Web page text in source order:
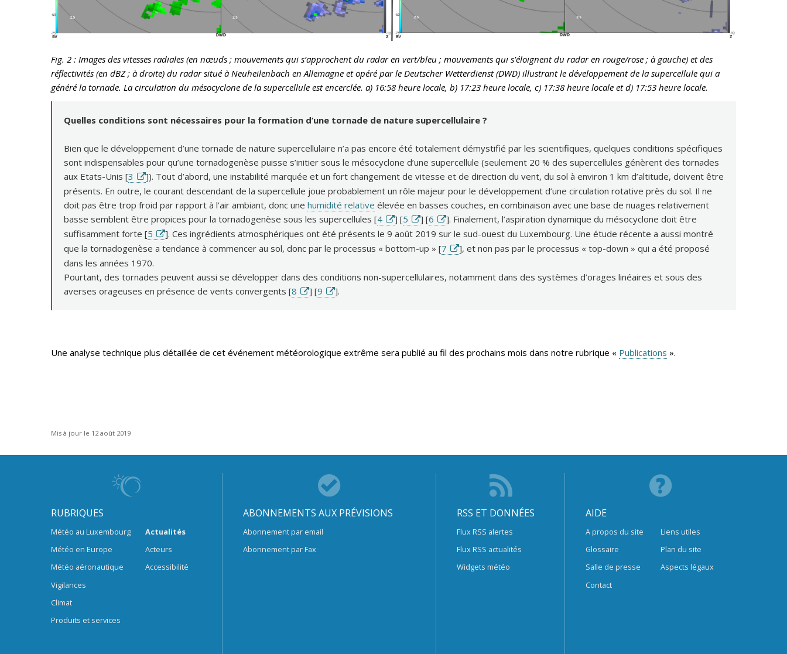
Fig. 2 : Images des vitesses radiales (en nœuds ; mouvements qui s’approchent du radar en vert/bleu ; mouvements qui s’éloignent du radar en rouge/rose ; à gauche) et des
réflectivités (en dBZ ; à droite) du radar situé à Neuheilenbach en Allemagne et opéré par le Deutscher Wetterdienst (DWD) illustrant le développement de la supercellule qui a
généré la tornade. La circulation du mésocyclone de la supercellule est encerclée. a) 16:58 heure locale, b) 17:23 heure locale, c) 17:38 heure locale et d) 17:53 heure locale.
Quelles conditions sont nécessaires pour la formation d’une tornade de nature supercellulaire ?
Bien que le développement d’une tornade de nature supercellulaire n’a pas encore été totalement démystifié par les scientifiques, quelques conditions spécifiques
sont indispensables pour qu’une tornadogenèse puisse s’initier sous le mésocyclone d’une supercellule (seulement 20 % des supercellules génèrent des tornades
aux Etats-Unis [3
]). Tout d’abord, une instabilité marquée et un fort changement de vitesse et de direction du vent, du sol à environ 1 km d’altitude, doivent être
présents. En outre, le courant descendant de la supercellule joue probablement un rôle majeur pour le développement d’une circulation rotative près du sol. Il ne
doit pas être trop froid par rapport à l’air ambiant, donc une humidité relative élevée en basses couches, en combinaison avec une base de nuages relativement
basse semblent être propices pour la tornadogenèse sous les supercellules [4 ] [5 ] [6
]. Finalement, l’aspiration dynamique du mésocyclone doit être
suffisamment forte [5
]. Ces ingrédients atmosphériques ont été présents le 9 août 2019 sur le sud-ouest du Luxembourg. Une étude récente a aussi montré
que la tornadogenèse a tendance à commencer au sol, donc par le processus « bottom-up » [7
], et non pas par le processus « top-down » qui a été proposé
dans les années 1970.
Pourtant, des tornades peuvent aussi se développer dans des conditions non-supercellulaires, notamment dans des systèmes d’orages linéaires et sous des
averses orageuses en présence de vents convergents [8 ] [9 ].
Une analyse technique plus détaillée de cet événement météorologique extrême sera publié au fil des prochains mois dans notre rubrique « Publications ».
Mis à jour le 12 août 2019
RUBRIQUES
Météo au Luxembourg
Météo en Europe
Météo aéronautique
Vigilances
Climat
Produits et services
Actualités
Acteurs
Accessibilité
ABONNEMENTS AUX PRÉVISIONS
Abonnement par email
Abonnement par Fax
RSS ET DONNÉES
Flux RSS alertes
Flux RSS actualités
Widgets météo
AIDE
A propos du site
Glossaire
Salle de presse
Contact
Liens utiles
Plan du site
Aspects légaux